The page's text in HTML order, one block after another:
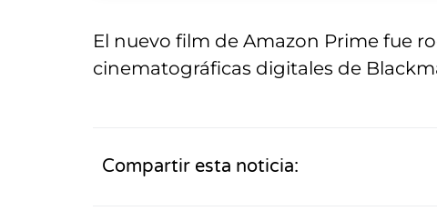
El nuevo film de Amazon Prime fue
cinematográficas digitales de
Compartir esta noticia: